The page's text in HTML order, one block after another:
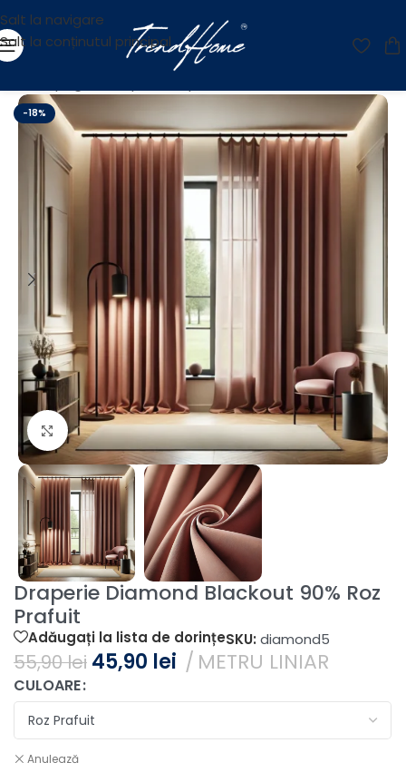
Salt la navigare
Salt la conținutul principal
-18%
Fă clic pentru a mări
Draperie Diamond Blackout 90% Roz
Prafuit
Adăugați la lista de dorințeSKU: diamond5
55,90lei 45,90 lei METRU LINIAR
CULOARE
Anulează